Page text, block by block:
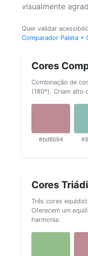
visualmente
Quer validar
Comparador Paleta +
Cores
Combinação de
(180º). Criam alto
#bd8b94
Cores
Três cores
Oferecem um
harmonia.